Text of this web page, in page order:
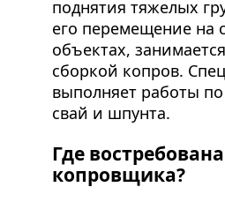
поднятия тяжелых
его перемещение на
объектах,
сборкой копров.
выполняет работы
свай и шпунта.
Где
копровщика?